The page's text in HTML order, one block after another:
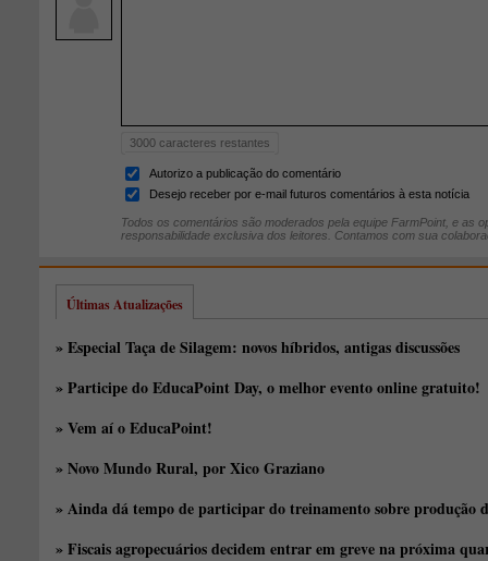
3000 caracteres restantes
Autorizo a publicação do comentário
Desejo receber por e-mail futuros comentários à esta notícia
Todos os comentários são moderados pela equipe FarmPoint, e as
responsabilidade exclusiva dos leitores. Contamos com sua
Últimas Atualizações
» Especial Taça de Silagem: novos híbridos, antigas discussões
» Participe do EducaPoint Day, o melhor evento online gratuito!
» Vem aí o EducaPoint!
» Novo Mundo Rural, por Xico Graziano
» Ainda dá tempo de participar do treinamento sobre produção
» Fiscais agropecuários decidem entrar em greve na próxima